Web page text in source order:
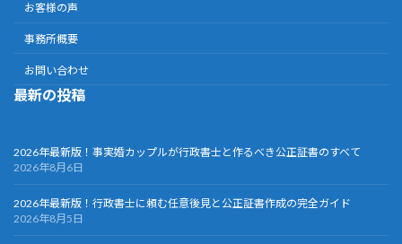
お客様の声
事務所概要
お問い合わせ
最新の投稿
2026年最新版！事実婚カップルが行政書士と作るべき公正証書のすべて
2026年8月6日
2026年最新版！行政書士に頼む任意後見と公正証書作成の完全ガイド
2026年8月5日